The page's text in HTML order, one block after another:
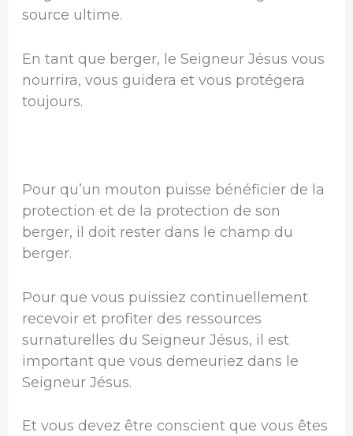
source ultime.
En tant que berger, le Seigneur Jésus vous
nourrira, vous guidera et vous protégera
toujours.
Pour qu’un mouton puisse bénéficier de la
protection et de la protection de son
berger, il doit rester dans le champ du
berger.
Pour que vous puissiez continuellement
recevoir et profiter des ressources
surnaturelles du Seigneur Jésus, il est
important que vous demeuriez dans le
Seigneur Jésus.
Et vous devez être conscient que vous êtes